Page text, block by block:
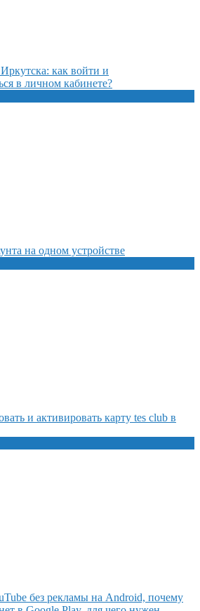
как войти и
в личном кабинете?
на одном устройстве
и активировать карту tes club в
без рекламы на Android, почему